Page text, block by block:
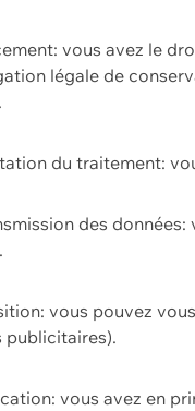
vous avez le
légale de
du traitement:
des
vous pouvez
publicitaires).
vous avez en